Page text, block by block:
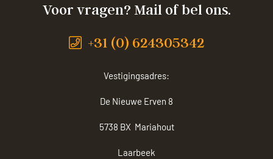
Voor vragen? Mail of bel ons.
+31 (0) 624305342
Vestigingsadres:
De Nieuwe Erven 8
5738 BX Mariahout
Laarbeek